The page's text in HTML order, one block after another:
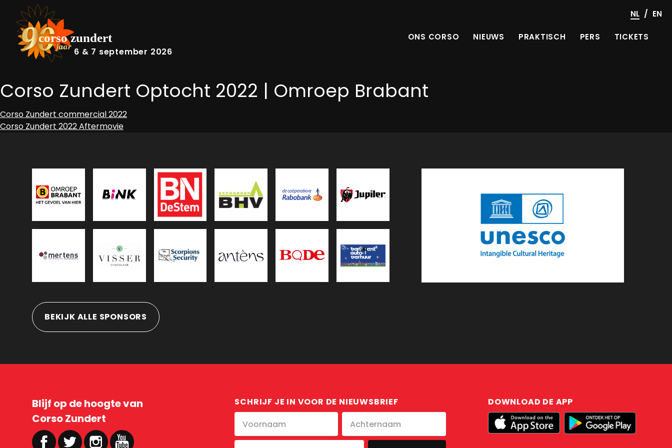
6 & 7 september 2026
ONS CORSO NIEUWS PRAKTISCH PERS TICKETS
NL / EN
Corso Zundert Optocht 2022 | Omroep Brabant
Bericht
Corso Zundert commercial 2022
Corso Zundert 2022 Aftermovie
BEKIJK ALLE SPONSORS
Blijf op de hoogte van
Corso Zundert
SCHRIJF JE IN VOOR DE NIEUWSBRIEF DOWNLOAD DE APP